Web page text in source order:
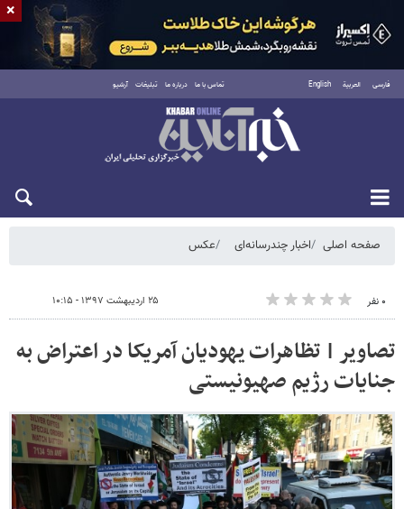
فارسی العربية English تماس با ما درباره ما تبلیغات آرشیو
جمعه ۱۶ مرداد ۱۴۰۵
صفحه اصلی اخبار چندرسانه‌ای عکس
۰ نفر ۲۵ اردیبهشت ۱۳۹۷ - ۱۰:۱۵
تصاویر | تظاهرات یهودیان آمریکا در اعتراض به
جنایات رژیم صهیونیستی
×